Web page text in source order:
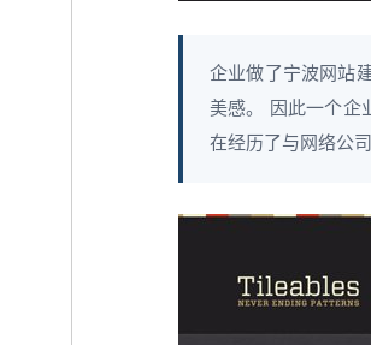
企业做了宁波网站
美感。 因此一个企
在经历了与网络公